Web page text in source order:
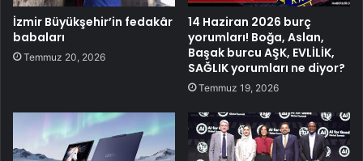
İzmir Büyükşehir’in fedakâr
babaları
Temmuz 20, 2026
14 Haziran 2026 burç
yorumları! Boğa, Aslan,
Başak burcu AŞK, EVLİLİK,
SAĞLIK yorumları ne diyor?
Temmuz 19, 2026